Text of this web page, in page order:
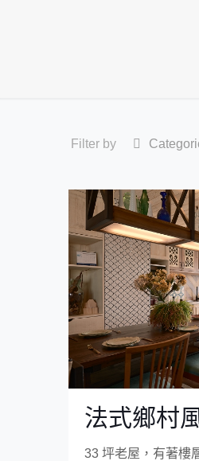
Filter by
法式鄉村
33 坪老屋，有著樓